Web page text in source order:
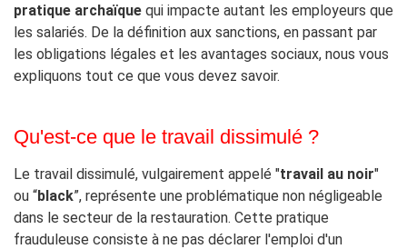
pratique archaïque qui impacte autant les employeurs que
les salariés. De la définition aux sanctions, en passant par
les obligations légales et les avantages sociaux, nous vous
expliquons tout ce que vous devez savoir.
Qu'est-ce que le travail dissimulé ?
Le travail dissimulé, vulgairement appelé "travail au noir"
ou “black”, représente une problématique non négligeable
dans le secteur de la restauration. Cette pratique
frauduleuse consiste à ne pas déclarer l'emploi d'un